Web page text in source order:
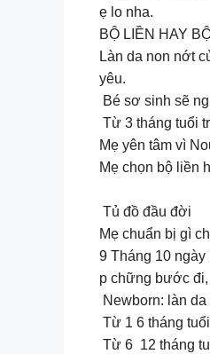
ẹ lo nha.
BỘ LIỀN HAY
Làn da non nớt
yêu.
Bé sơ sinh sẽ
Từ 3 tháng tuổi
Mẹ yên tâm vì
Mẹ chọn bộ liền
Tủ đồ đầu đời
Mẹ chuẩn bị gì
9 Tháng 10
p chững bước
Newborn: làn
Từ 1 6 tháng
Từ 6 12 tháng